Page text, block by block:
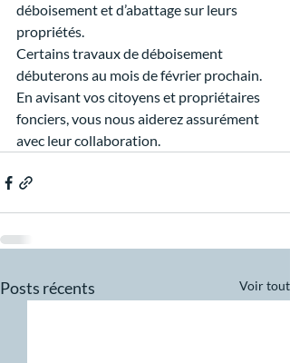
déboisement et d’abattage sur leurs
propriétés.
Certains travaux de déboisement
débuterons au mois de février prochain.
En avisant vos citoyens et propriétaires
fonciers, vous nous aiderez assurément
avec leur collaboration.
Posts récents Voir tout